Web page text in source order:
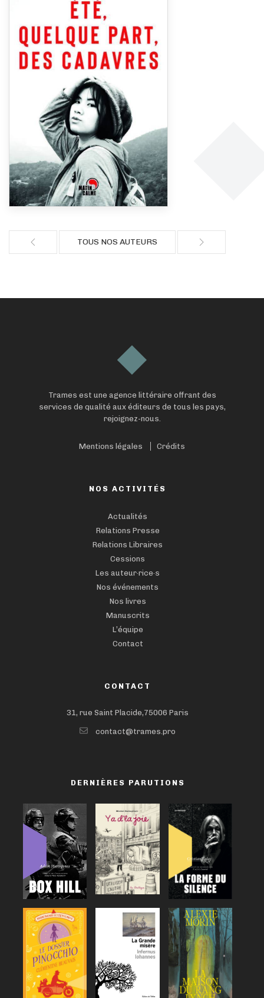
TOUS NOS AUTEURS
Trames est une agence littéraire offrant des
services de qualité aux éditeurs de tous les pays,
rejoignez-nous.
Mentions légales Crédits
NOS ACTIVITÉS
Actualités
Relations Presse
Relations Libraires
Cessions
Les auteur·rice·s
Nos événements
Nos livres
Manuscrits
L’équipe
Contact
CONTACT
31, rue Saint Placide,75006 Paris
contact@trames.pro
DERNIÈRES PARUTIONS